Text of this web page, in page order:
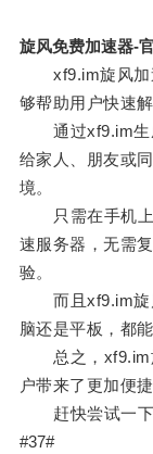
旋风免费加速器-
xf9.im旋风加
够帮助用户快速
通过xf9.im生
给家人、朋友或
境。
只需在手机上
速服务器，无需
验。
而且xf9.im旋
脑还是平板，都
总之，xf9.im
户带来了更加便
赶快尝试一下
#37#